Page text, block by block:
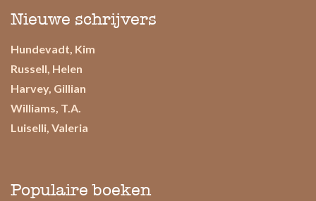
Nieuwe schrijvers
Hundevadt, Kim
Russell, Helen
Harvey, Gillian
Williams, T.A.
Luiselli, Valeria
Populaire boeken